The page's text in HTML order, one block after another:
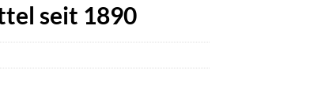
seit 1890